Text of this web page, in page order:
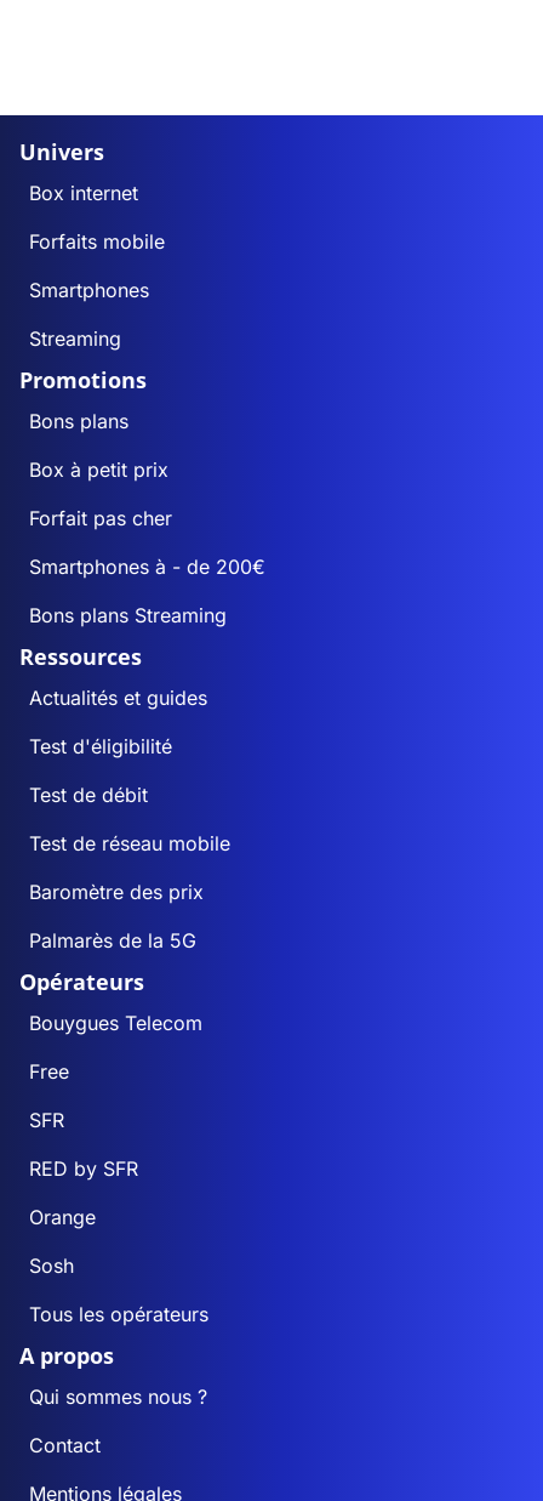
Univers
Box internet
Forfaits mobile
Smartphones
Streaming
Promotions
Bons plans
Box à petit prix
Forfait pas cher
Smartphones à - de 200€
Bons plans Streaming
Ressources
Actualités et guides
Test d'éligibilité
Test de débit
Test de réseau mobile
Baromètre des prix
Palmarès de la 5G
Opérateurs
Bouygues Telecom
Free
SFR
RED by SFR
Orange
Sosh
Tous les opérateurs
A propos
Qui sommes nous ?
Contact
Mentions légales